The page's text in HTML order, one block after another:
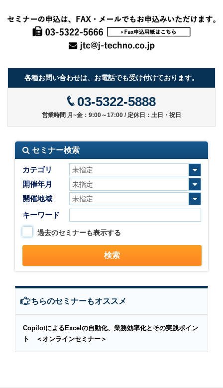
各種お問い合わせは、お電話でも受け付けております。
03-5322-5888
営業時間 月~金：9:00～17:00 / 定休日：土日・祝日
セミナー検索
カテゴリ
開催年月
開催地域
キーワード
過去のセミナーも表示する
こちらのセミナーもオススメ
CopilotによるExcelの自動化、業務効率化とその実践ポイン
ト ＜オンラインセミナー＞